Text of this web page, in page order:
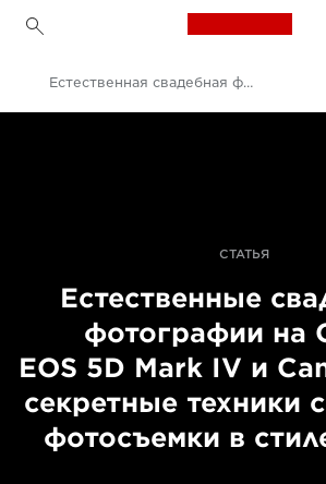
Естественная свадебная фотография
СТАТЬЯ
Естественные
фотографии на
EOS 5D Mark IV и
секретные техники
фотосъемки в